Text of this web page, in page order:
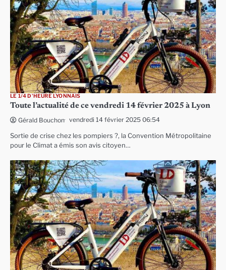
LE 1/4 D'HEURE LYONNAIS
Toute l’actualité de ce vendredi 14 février 2025 à Lyon
Gérald Bouchon vendredi 14 février 2025 06:54
Sortie de crise chez les pompiers ?, la Convention Métropolitaine
pour le Climat a émis son avis citoyen…